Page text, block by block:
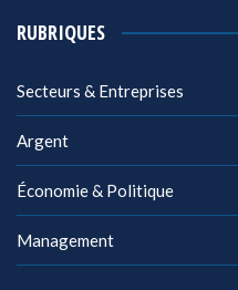
RUBRIQUES
Secteurs & Entreprises
Argent
Économie & Politique
Management